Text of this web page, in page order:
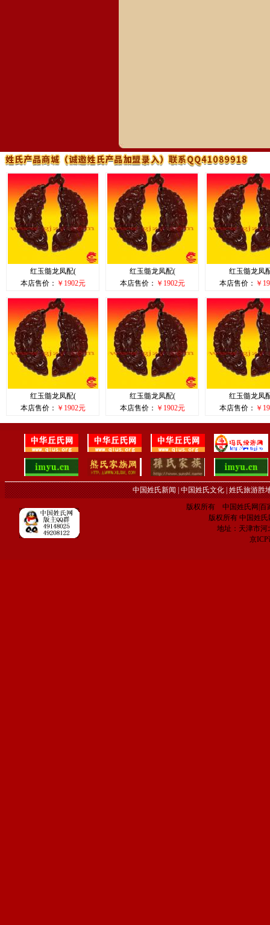
红玉髓龙凤配(
本店售价： ￥1902元
红玉髓龙凤配(
本店售价： ￥1902元
红玉髓龙凤
本店售价： ￥
红玉髓龙凤配(
本店售价： ￥1902元
红玉髓龙凤配(
本店售价： ￥1902元
红玉髓龙凤
本店售价： ￥
中国姓氏新闻|中国姓氏文化|姓氏旅游胜
版权所有 中国姓氏网|百
版权所有 中国姓氏
地址：天津市河
京ICP